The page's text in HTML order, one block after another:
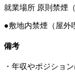
就業場所 原則禁煙（
●敷地内禁煙（屋外
備考
・年収やポジショ